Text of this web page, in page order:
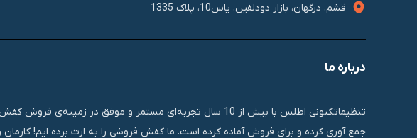
قشم، درگهان، بازار دودلفین، یاس10، پلاک 1335
درباره ما
تنظیماتکتونی اطلس با بیش از 10 سال تجربه‌ای مستمر و موفق در
جمع آوری کرده و برای فروش آماده کرده است. ما کفش فروشی را به ارث برده ایم!